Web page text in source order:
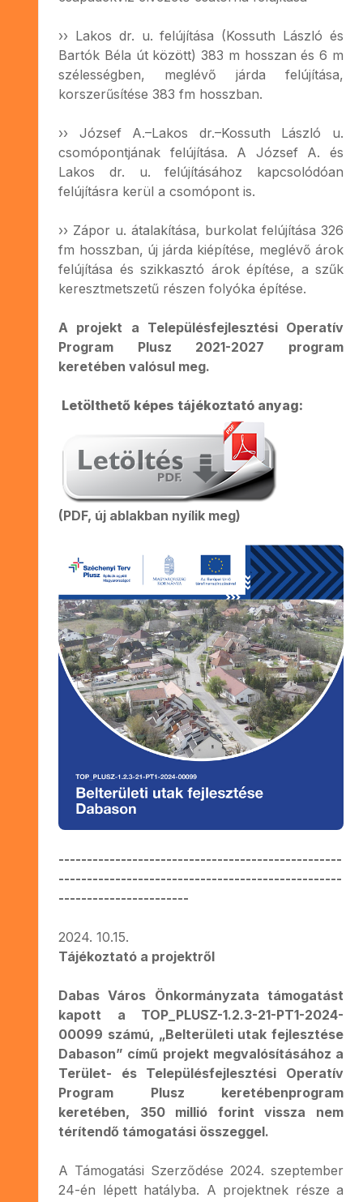
›› Lakos dr. u. felújítása (Kossuth László és
Bartók Béla út között) 383 m hosszan és 6 m
szélességben, meglévő járda felújítása,
korszerűsítése 383 fm hosszban.
›› József A.–Lakos dr.–Kossuth László u.
csomópontjának felújítása. A József A. és
Lakos dr. u. felújításához kapcsolódóan
felújításra kerül a csomópont is.
›› Zápor u. átalakítása, burkolat felújítása 326
fm hosszban, új járda kiépítése, meglévő árok
felújítása és szikkasztó árok építése, a szűk
keresztmetszetű részen folyóka építése.
A projekt a Településfejlesztési Operatív
Program Plusz 2021-2027 program
keretében valósul meg.
Letölthető képes tájékoztató anyag:
(PDF, új ablakban nyílik meg)
--------------------------------------------------
--------------------------------------------------
-----------------------
2024. 10.15.
Tájékoztató a projektről
Dabas Város Önkormányzata támogatást
kapott a TOP_PLUSZ-1.2.3-21-PT1-2024-
00099 számú, „Belterületi utak fejlesztése
Dabason” című projekt megvalósításához a
Terület- és Településfejlesztési Operatív
Program Plusz keretébenprogram
keretében, 350 millió forint vissza nem
térítendő támogatási összeggel.
A Támogatási Szerződése 2024. szeptember
24-én lépett hatályba. A projektnek része a